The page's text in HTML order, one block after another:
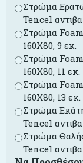
Στρώμα
Tencel
Στρώμα
160X80, 9 εκ.
Στρώμα
160X80, 11 εκ.
Στρώμα
160X80, 13 εκ.
Στρώμα
Tencel
Στρώμα
Tencel